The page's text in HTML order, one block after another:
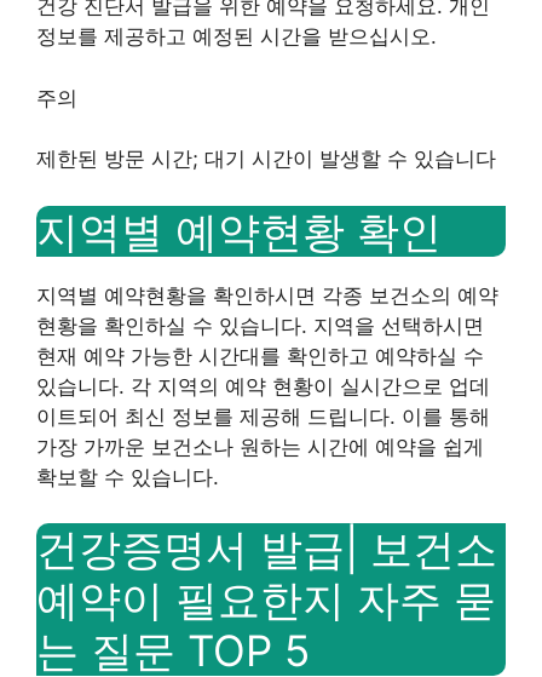
건강 진단서 발급을 위한 예약을 요청하세요. 개인
정보를 제공하고 예정된 시간을 받으십시오.
주의
제한된 방문 시간; 대기 시간이 발생할 수 있습니다
지역별 예약현황 확인
지역별 예약현황을 확인하시면 각종 보건소의 예약
현황을 확인하실 수 있습니다. 지역을 선택하시면
현재 예약 가능한 시간대를 확인하고 예약하실 수
있습니다. 각 지역의 예약 현황이 실시간으로 업데
이트되어 최신 정보를 제공해 드립니다. 이를 통해
가장 가까운 보건소나 원하는 시간에 예약을 쉽게
확보할 수 있습니다.
건강증명서 발급| 보건소
예약이 필요한지 자주 묻
는 질문 TOP 5